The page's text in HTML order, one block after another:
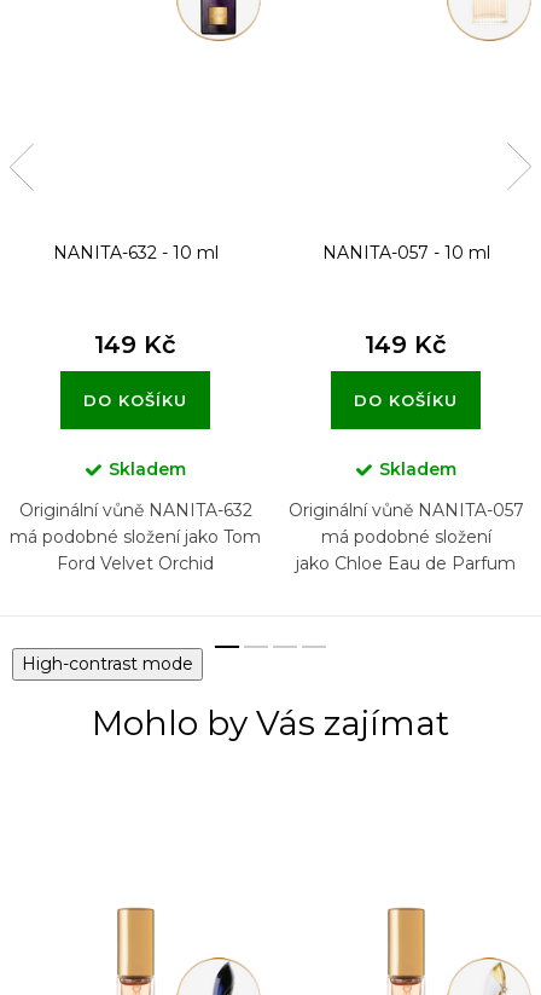
NANITA-632 - 10 ml
149 Kč
DO KOŠÍKU
Skladem
Originální vůně NANITA-632
má podobné složení jako Tom
Ford Velvet Orchid
NANITA-057 - 10 ml
149 Kč
DO KOŠÍKU
Skladem
Originální vůně NANITA-057
má podobné složení
jako Chloe Eau de Parfum
High-contrast mode
Mohlo by Vás zajímat